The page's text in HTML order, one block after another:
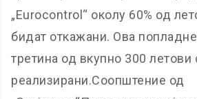
„Eurocontrol“ околу 60% од
бидат откажани. Ова
третина од вкупно 300 летови
реализирани.Соопштение од